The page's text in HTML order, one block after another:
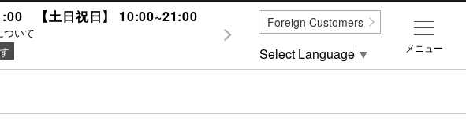
【土日祝日】 10:00~21:00
ついて
メニュー
Foreign Customers
Select Language ▼